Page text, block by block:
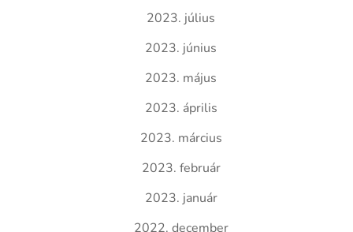
2023. július
2023. június
2023. május
2023. április
2023. március
2023. február
2023. január
2022. december